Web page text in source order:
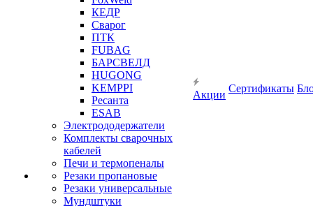
КЕДР
Сварог
ПТК
FUBAG
БАРСВЕЛД
HUGONG
KEMPPI
Ресанта
ESAB
Электрододержатели
Комплекты сварочных
кабелей
Печи и термопеналы
Резаки пропановые
Резаки универсальные
Мундштуки
Акции
Сертификаты